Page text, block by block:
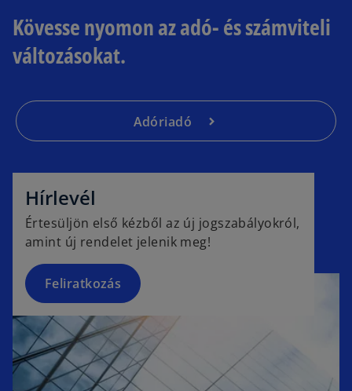
Kövesse nyomon az adó- és számviteli
változásokat.
Adóriadó
Hírlevél
Értesüljön első kézből az új jogszabályokról,
amint új rendelet jelenik meg!
Feliratkozás
p
e
n
s
i
n
a
n
e
w
t
a